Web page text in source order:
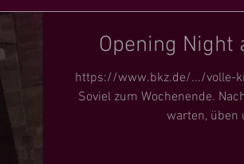
Opening
https://www.bkz.de/.../volle-
Soviel zum Wochenende.
warten, üben